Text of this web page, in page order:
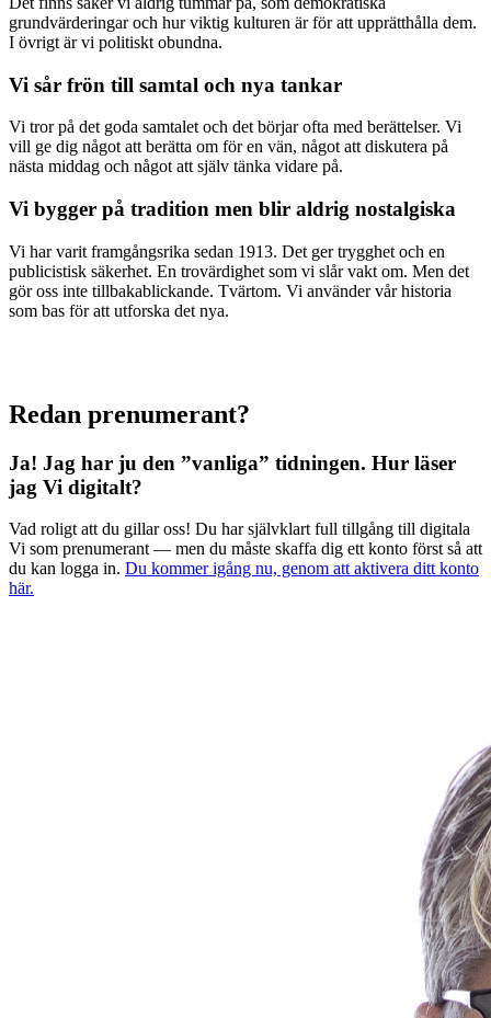
grundvärderingar och hur viktig kulturen är för att upprätthålla dem.
I övrigt är vi politiskt obundna.
Vi sår frön till samtal och nya tankar
Vi tror på det goda samtalet och det börjar ofta med berättelser. Vi
vill ge dig något att berätta om för en vän, något att diskutera på
nästa middag och något att själv tänka vidare på.
Vi bygger på tradition men blir aldrig nostalgiska
Vi har varit framgångsrika sedan 1913. Det ger trygghet och en
publicistisk säkerhet. En trovärdighet som vi slår vakt om. Men det
gör oss inte tillbakablickande. Tvärtom. Vi använder vår historia
som bas för att utforska det nya.
Redan prenumerant?
Ja! Jag har ju den ”vanliga” tidningen. Hur läser
jag Vi digitalt?
Vad roligt att du gillar oss! Du har självklart full tillgång till digitala
Vi som prenumerant — men du måste skaffa dig ett konto först så att
du kan logga in. Du kommer igång nu, genom att aktivera ditt konto
här.